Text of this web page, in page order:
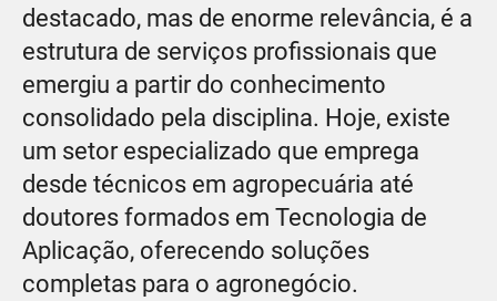
destacado, mas de enorme relevância, é a
estrutura de serviços profissionais que
emergiu a partir do conhecimento
consolidado pela disciplina. Hoje, existe
um setor especializado que emprega
desde técnicos em agropecuária até
doutores formados em Tecnologia de
Aplicação, oferecendo soluções
completas para o agronegócio.